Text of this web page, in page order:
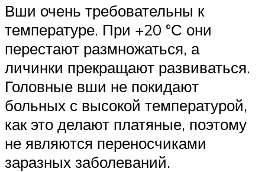
Вши очень требовательны к
температуре. При +20 °С они
перестают размножаться, а
личинки прекращают развиваться.
Головные вши не покидают
больных с высокой температурой,
как это делают платяные, поэтому
не являются переносчиками
заразных заболеваний.